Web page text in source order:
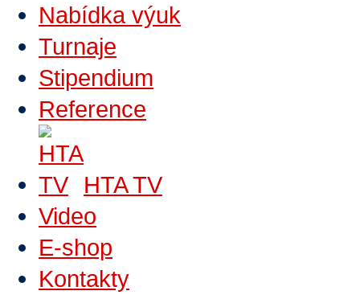
Nabídka výuk
Turnaje
Stipendium
Reference
HTA TV
Video
E-shop
Kontakty